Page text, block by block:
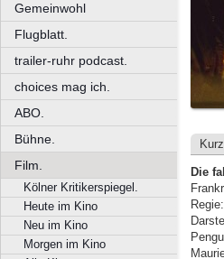
Gemeinwohl
Flugblatt.
trailer-ruhr podcast.
choices mag ich.
ABO.
Bühne.
Film.
Kölner Kritikerspiegel.
Heute im Kino
Neu im Kino
Morgen im Kino
Die